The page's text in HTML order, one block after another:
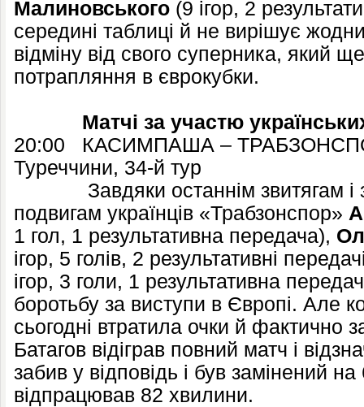
Малиновського (9 ігор, 2
середині таблиці й не вирішує
відміну від свого суперника, який
потрапляння в єврокубки.
Матчі за участю українських
20:00 КАСИМПАША –
Туреччини, 34-й тур
Завдяки останнім звитягам і
подвигам українців «Трабзонспор»
1 гол, 1 результативна передача),
ігор, 5 голів, 2 результативні
ігор, 3 голи, 1 результативна
боротьбу за виступи в Європі. Але
сьогодні втратила очки й фактично
Батагов відіграв повний матч і
забив у відповідь і був замінений
відпрацював 82 хвилини.